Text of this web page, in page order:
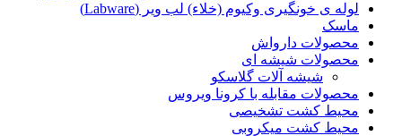
لوله ی خونگیری وکیوم (خلاء) لب ویر (Labware)
ماسک
محصولات دارواش
محصولات شیشه ای
شیشه آلات گلاسکو
محصولات مقابله با کرونا ویروس
محیط کشت تشخیصی
محیط کشت میکروبی